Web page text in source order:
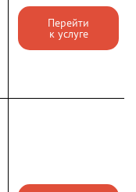
Перейти
к услуге